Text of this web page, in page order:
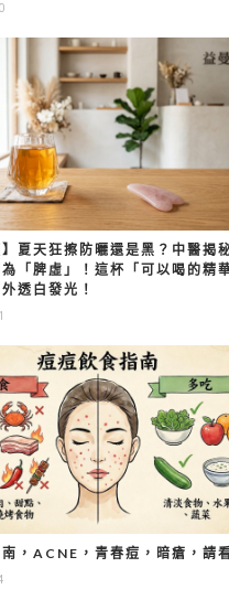
】夏天狂擦防曬還是黑？中醫揭
「脾虛」！這杯「可以喝的精華
透白發光！
，ACNE，青春痘，暗瘡，請